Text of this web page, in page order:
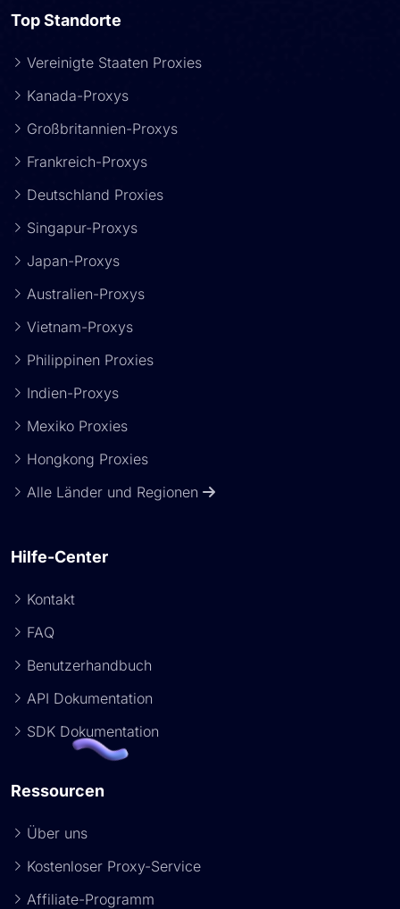
Top Standorte
Vereinigte Staaten Proxies
Kanada-Proxys
Großbritannien-Proxys
Frankreich-Proxys
Deutschland Proxies
Singapur-Proxys
Japan-Proxys
Australien-Proxys
Vietnam-Proxys
Philippinen Proxies
Indien-Proxys
Mexiko Proxies
Hongkong Proxies
Alle Länder und Regionen
Hilfe-Center
Kontakt
FAQ
Benutzerhandbuch
API Dokumentation
SDK Dokumentation
Ressourcen
Über uns
Kostenloser Proxy-Service
Affiliate-Programm